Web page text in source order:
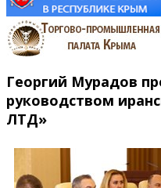
Георгий Мурадов
руководством
ЛТД»